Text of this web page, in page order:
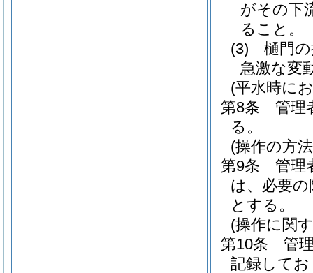
がその下
ること。
(3)
樋門
急激な変
(平水時に
第8条
管理
る。
(操作の方
第9条
管理
は、必要
とする。
(操作に関
第10条
管
記録して